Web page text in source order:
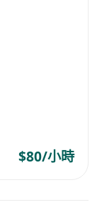
$80/小時